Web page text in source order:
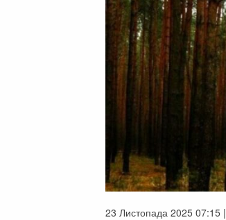
23 Листопада 2025 07:15 |